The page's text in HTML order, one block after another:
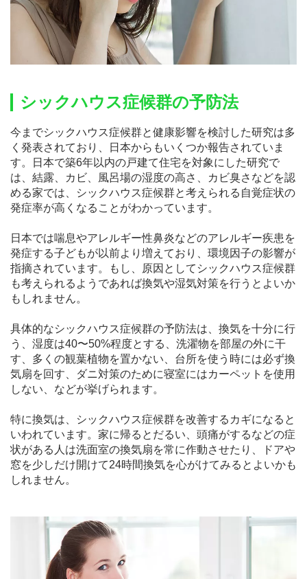
シックハウス症候群の予防法
今までシックハウス症候群と健康影響を検討した研究は多
く発表されており、日本からもいくつか報告されていま
す。日本で築6年以内の戸建て住宅を対象にした研究で
は、結露、カビ、風呂場の湿度の高さ、カビ臭さなどを認
める家では、シックハウス症候群と考えられる自覚症状の
発症率が高くなることがわかっています。
日本では喘息やアレルギー性鼻炎などのアレルギー疾患を
発症する子どもが以前より増えており、環境因子の影響が
指摘されています。もし、原因としてシックハウス症候群
も考えられるようであれば換気や湿気対策を行うとよいか
もしれません。
具体的なシックハウス症候群の予防法は、換気を十分に行
う、湿度は40〜50%程度とする、洗濯物を部屋の外に干
す、多くの観葉植物を置かない、台所を使う時には必ず換
気扇を回す、ダニ対策のために寝室にはカーペットを使用
しない、などが挙げられます。
特に換気は、シックハウス症候群を改善するカギになると
いわれています。家に帰るとだるい、頭痛がするなどの症
状がある人は洗面室の換気扇を常に作動させたり、ドアや
窓を少しだけ開けて24時間換気を心がけてみるとよいかも
しれません。